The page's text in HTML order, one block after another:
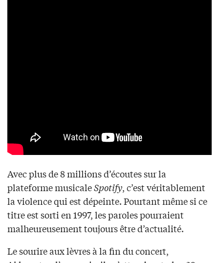
Avec plus de 8 millions d’écoutes sur la
plateforme musicaleSpotify, c’est véritablement
la violence qui est dépeinte. Pourtant même si ce
titre est sorti en 1997, les paroles pourraient
malheureusement toujours être d’actualité.
Le sourire aux lèvres à la fin du concert,